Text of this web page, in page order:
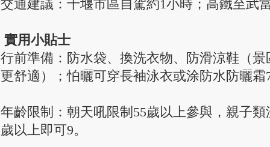
交通建議：十堰市區自駕約1小時；高鐵至武
實用小貼士
行前準備：防水袋、換洗衣物、防滑涼鞋（
更舒適）；怕曬可穿長袖泳衣或涂防水防曬霜
年齡限制：朝天吼限制55歲以上參與，親子
歲以上即可9。